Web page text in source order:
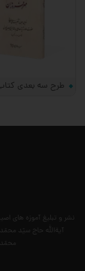
طرح سه بعدی
نشر و تبلیغ آموزه های
آیةالله حاج سیّد